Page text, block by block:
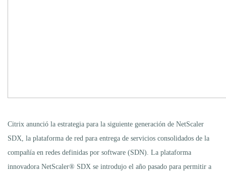
Citrix anunció la estrategia para la siguiente generación de NetScaler
SDX, la plataforma de red para entrega de servicios consolidados de la
compañía en redes definidas por software (SDN). La plataforma
innovadora NetScaler® SDX se introdujo el año pasado para permitir a